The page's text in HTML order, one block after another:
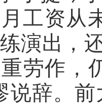
工资从
演出，
劳作，
说辞。